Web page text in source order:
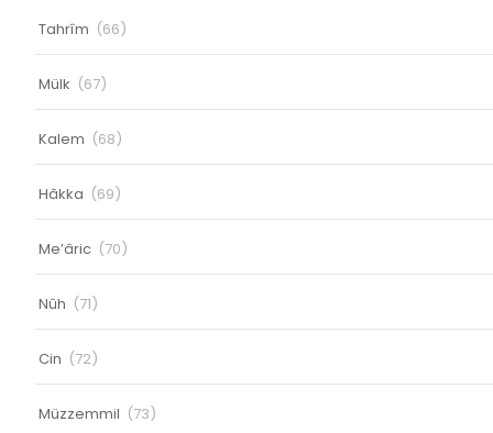
Tahrîm (66)
Mülk (67)
Kalem (68)
Hâkka (69)
Me’âric (70)
Nûh (71)
Cin (72)
Müzzemmil (73)